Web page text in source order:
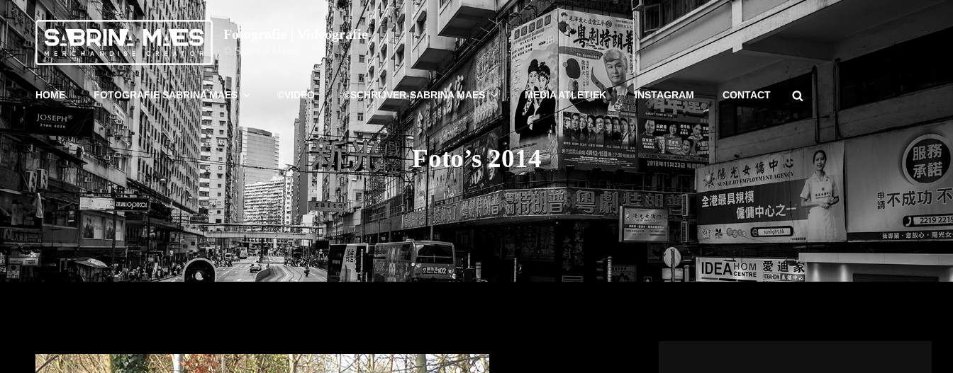
Fotografie | Videografie
© Sabrina Maes
HOME FOTOGRAFIE SABRINA MAES ©VIDEO ©SCHRIJVER-SABRINA MAES MEDIA ATLETIEK INSTAGRAM CONTACT Search
Foto’s 2014